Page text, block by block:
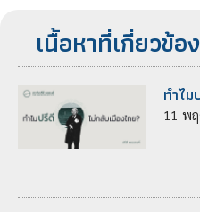
เนื้อหาที่เกี่ยวข้อง
ทำไ
11 พ